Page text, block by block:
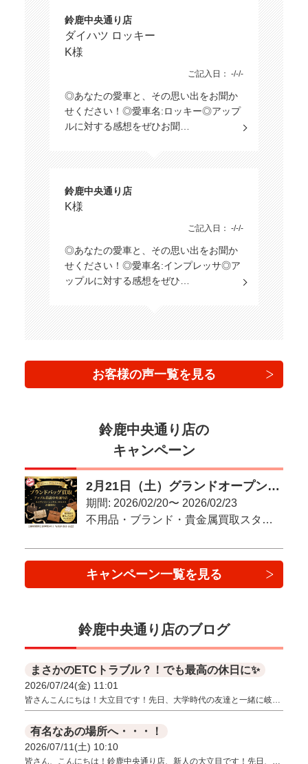
鈴鹿中央通り店
ダイハツ ロッキー
K様
ご記入日： -/-/-
◎あなたの愛車と、その思い出をお聞か
せください！◎愛車名:ロッキー◎アップ
ルに対する感想をぜひお聞…
鈴鹿中央通り店
K様
ご記入日： -/-/-
◎あなたの愛車と、その思い出をお聞か
せください！◎愛車名:インプレッサ◎ア
ップルに対する感想をぜひ…
お客様の声一覧を見る
鈴鹿中央通り店の
キャンペーン
2月21日（土）グランドオープン！アップル鈴鹿中央通り店
期間: 2026/02/20〜 2026/02/23
不用品・ブランド・貴金属買取スタート！
キャンペーン一覧を見る
鈴鹿中央通り店のブログ
まさかのETCトラブル？！でも最高の休日に✨
2026/07/24(金) 11:01
皆さんこんにちは！大立目です！先日、大学時代の友達と一緒に岐…
有名なあの場所へ・・・！
2026/07/11(土) 10:10
皆さん、こんにちは！鈴鹿中央通り店、新人の大立目です！先日、…